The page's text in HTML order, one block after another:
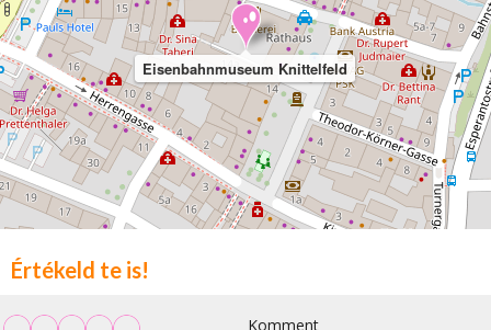
Eisenbahnmuseum Knittelfeld
Értékeld te is!
Komment